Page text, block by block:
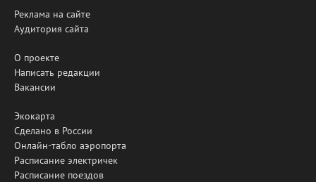
Реклама на сайте
Аудитория сайта
О проекте
Написать редакции
Вакансии
Экокарта
Сделано в России
Онлайн-табло аэропорта
Расписание электричек
Расписание поездов